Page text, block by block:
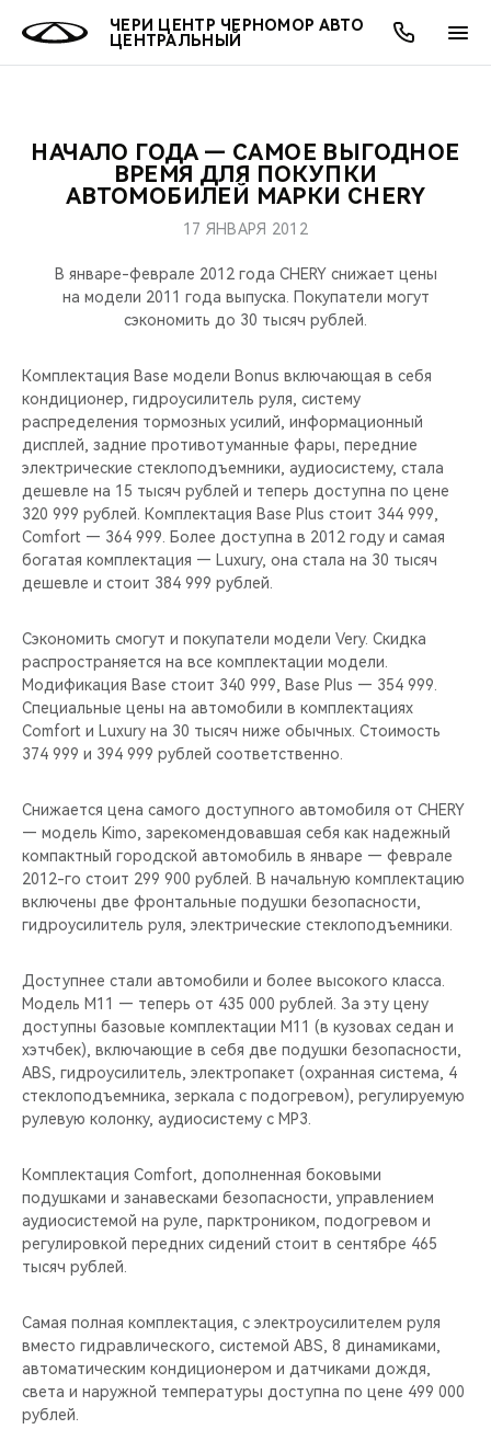
ЧЕРИ ЦЕНТР ЧЕРНОМОР АВТО
ЦЕНТРАЛЬНЫЙ
МОДЕЛИ
КРОССОВЕРЫ
НОВИНКИ
О КОМПАНИИ
МЫ В СОЦСЕТЯХ
ПОКУПАТЕЛЯМ
КРЕДИТ И СТРАХОВАНИЕ
ВЛАДЕЛЬЦАМ
ЗАПЧАСТИ И АКСЕССУАРЫ
ТЕХНИЧЕСКОЕ ОБСЛУЖИВАНИЕ
МИР CHERY
CHERY В СОЦСЕТЯХ
БЛАГОТВОРИТЕЛЬНОСТЬ
CHERY И СПОРТ
CHERY REMOTE
CHERY ДЛЯ ДЕТЕЙ
ОНЛАЙН СЕРВИСЫ
НАЧАЛО ГОДА — САМОЕ ВЫГОДНОЕ
ВРЕМЯ ДЛЯ ПОКУПКИ
АВТОМОБИЛЕЙ МАРКИ CHERY
17 ЯНВАРЯ 2012
В январе-феврале 2012 года CHERY снижает цены
на модели 2011 года выпуска. Покупатели могут
сэкономить до 30 тысяч рублей.
Комплектация Base модели Bonus включающая в себя
кондиционер, гидроусилитель руля, систему
распределения тормозных усилий, информационный
дисплей, задние противотуманные фары, передние
электрические стеклоподъемники, аудиосистему, стала
дешевле на 15 тысяч рублей и теперь доступна по цене
320 999 рублей. Комплектация Base Plus стоит 344 999,
Comfort — 364 999. Более доступна в 2012 году и самая
богатая комплектация — Luxury, она стала на 30 тысяч
дешевле и стоит 384 999 рублей.
Сэкономить смогут и покупатели модели Very. Скидка
распространяется на все комплектации модели.
Модификация Base стоит 340 999, Base Plus — 354 999.
Специальные цены на автомобили в комплектациях
Comfort и Luxury на 30 тысяч ниже обычных. Стоимость
374 999 и 394 999 рублей соответственно.
Снижается цена самого доступного автомобиля от CHERY
— модель Kimo, зарекомендовавшая себя как надежный
компактный городской автомобиль в январе — феврале
2012-го стоит 299 900 рублей. В начальную комплектацию
включены две фронтальные подушки безопасности,
гидроусилитель руля, электрические стеклоподъемники.
Доступнее стали автомобили и более высокого класса.
Модель M11 — теперь от 435 000 рублей. За эту цену
доступны базовые комплектации M11 (в кузовах седан и
хэтчбек), включающие в себя две подушки безопасности,
ABS, гидроусилитель, электропакет (охранная система, 4
стеклоподъемника, зеркала с подогревом), регулируемую
рулевую колонку, аудиосистему с МР3.
Комплектация Comfort, дополненная боковыми
подушками и занавесками безопасности, управлением
аудиосистемой на руле, парктроником, подогревом и
регулировкой передних сидений стоит в сентябре 465
тысяч рублей.
Самая полная комплектация, с электроусилителем руля
вместо гидравлического, системой ABS, 8 динамиками,
автоматическим кондиционером и датчиками дождя,
света и наружной температуры доступна по цене 499 000
рублей.